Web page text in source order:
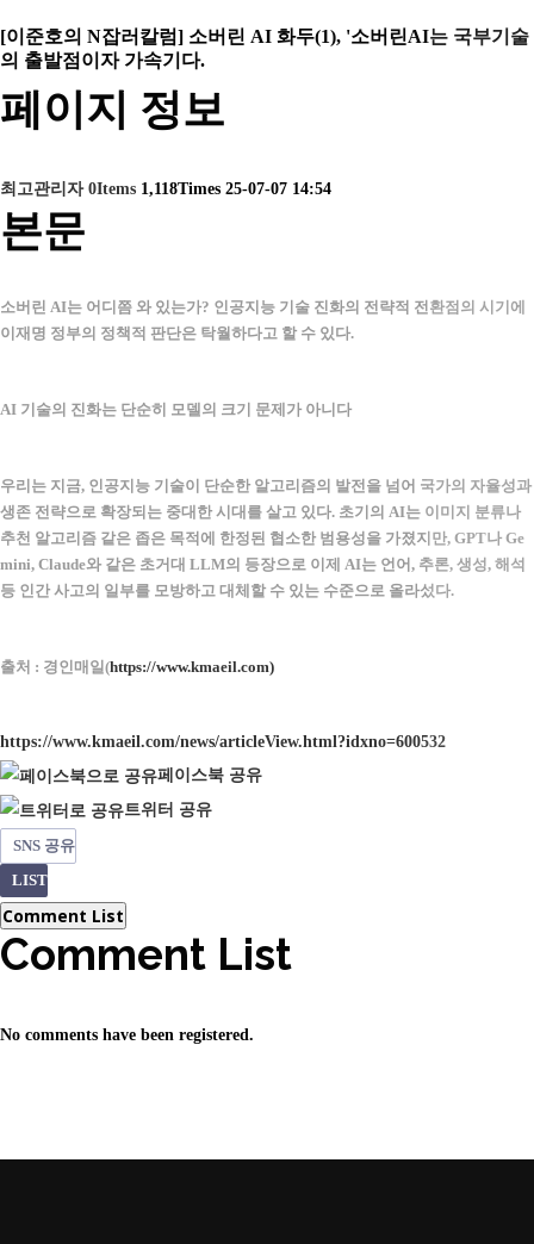
[이준호의 N잡러칼럼] 소버린 AI 화두(1), '소버린AI는 국부기술
의 출발점이자 가속기다.
페이지 정보
최고관리자 0Items 1,118Times 25-07-07 14:54
본문
소버린 AI는 어디쯤 와 있는가? 인공지능 기술 진화의 전략적 전환점의 시기에
이재명 정부의 정책적 판단은 탁월하다고 할 수 있다.
AI 기술의 진화는 단순히 모델의 크기 문제가 아니다
우리는 지금, 인공지능 기술이 단순한 알고리즘의 발전을 넘어 국가의 자율성과
생존 전략으로 확장되는 중대한 시대를 살고 있다. 초기의 AI는 이미지 분류나
추천 알고리즘 같은 좁은 목적에 한정된 협소한 범용성을 가졌지만, GPT나 Ge
mini, Claude와 같은 초거대 LLM의 등장으로 이제 AI는 언어, 추론, 생성, 해석
등 인간 사고의 일부를 모방하고 대체할 수 있는 수준으로 올라섰다.
출처 : 경인매일(https://www.kmaeil.com)
https://www.kmaeil.com/news/articleView.html?idxno=600532
페이스북 공유
트위터 공유
SNS 공유
LIST
Comment List
Comment List
No comments have been registered.